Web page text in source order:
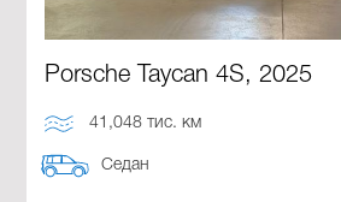
Porsche Taycan 4S, 2025
41,048 тис. км
Седан